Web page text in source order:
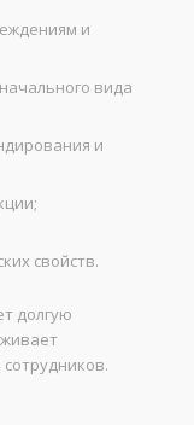
и
вида
и
свойств.
долгую